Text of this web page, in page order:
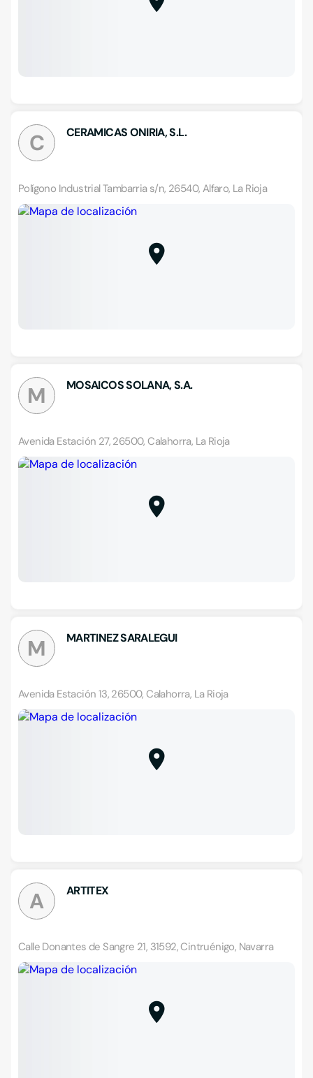
C CERAMICAS ONIRIA, S.L.
Polígono Industrial Tambarria s/n, 26540, Alfaro, La Rioja
M MOSAICOS SOLANA, S.A.
Avenida Estación 27, 26500, Calahorra, La Rioja
M MARTINEZ SARALEGUI
Avenida Estación 13, 26500, Calahorra, La Rioja
A ARTITEX
Calle Donantes de Sangre 21, 31592, Cintruénigo, Navarra